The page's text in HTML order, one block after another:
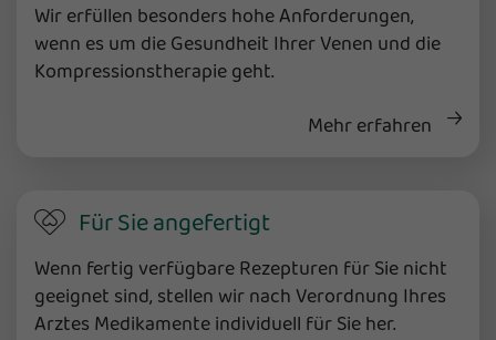
Wir erfüllen besonders hohe Anforderungen,
wenn es um die Gesundheit Ihrer Venen und die
Kompressionstherapie geht.
Mehr erfahren
Für Sie angefertigt
Wenn fertig verfügbare Rezepturen für Sie nicht
geeignet sind, stellen wir nach Verordnung Ihres
Arztes Medikamente individuell für Sie her.